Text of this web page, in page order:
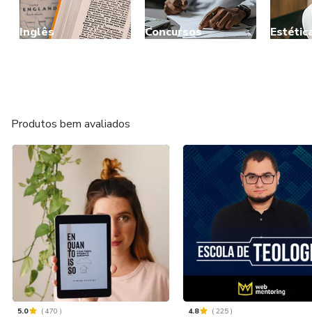
Inglês Concursos
Produtos bem avaliados
5.0 (470 ) 4.8 (225 )